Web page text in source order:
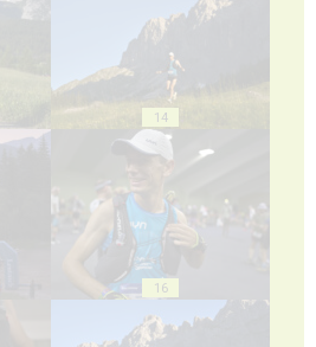
14
16